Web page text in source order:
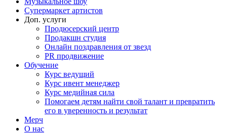
Супермаркет артистов
Доп. услуги
Продюсерский центр
Продакшн студия
Онлайн поздравления от звезд
PR продвижение
Обучение
Курс ведущий
Курс ивент менеджер
Курс медийная сила
Помогаем детям найти свой талант и превратить
его в уверенность и результат
Мерч
О нас